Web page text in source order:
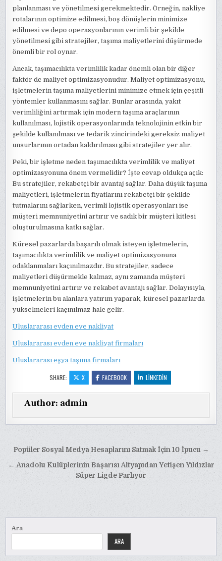
planlanması ve yönetilmesi gerekmektedir. Örneğin, nakliye
rotalarının optimize edilmesi, boş dönüşlerin minimize
edilmesi ve depo operasyonlarının verimli bir şekilde
yönetilmesi gibi stratejiler, taşıma maliyetlerini düşürmede
önemli bir rol oynar.
Ancak, taşımacılıkta verimlilik kadar önemli olan bir diğer
faktör de maliyet optimizasyonudur. Maliyet optimizasyonu,
işletmelerin taşıma maliyetlerini minimize etmek için çeşitli
yöntemler kullanmasını sağlar. Bunlar arasında, yakıt
verimliliğini artırmak için modern taşıma araçlarının
kullanılması, lojistik operasyonlarında teknolojinin etkin bir
şekilde kullanılması ve tedarik zincirindeki gereksiz maliyet
unsurlarının ortadan kaldırılması gibi stratejiler yer alır.
Peki, bir işletme neden taşımacılıkta verimlilik ve maliyet
optimizasyonuna önem vermelidir? İşte cevap oldukça açık:
Bu stratejiler, rekabetçi bir avantaj sağlar. Daha düşük taşıma
maliyetleri, işletmelerin fiyatlarını rekabetçi bir şekilde
tutmalarını sağlarken, verimli lojistik operasyonları ise
müşteri memnuniyetini artırır ve sadık bir müşteri kitlesi
oluşturulmasına katkı sağlar.
Küresel pazarlarda başarılı olmak isteyen işletmelerin,
taşımacılıkta verimlilik ve maliyet optimizasyonuna
odaklanmaları kaçınılmazdır. Bu stratejiler, sadece
maliyetleri düşürmekle kalmaz, aynı zamanda müşteri
memnuniyetini artırır ve rekabet avantajı sağlar. Dolayısıyla,
işletmelerin bu alanlara yatırım yaparak, küresel pazarlarda
yükselmeleri kaçınılmaz hale gelir.
Uluslararası evden eve nakliyat
Uluslararası evden eve nakliyat firmaları
Uluslararası eşya taşıma firmaları
SHARE: X FACEBOOK LINKEDIN
Author: admin
Yazı
gezinmesi
Popüler Sosyal Medya Hesaplarını Satmak İçin 10 İpucu →
← Anadolu Kulüplerinin Başarısı Altyapıdan Yetişen Yıldızlar
Süper Ligde Parlıyor
Ara
ARA